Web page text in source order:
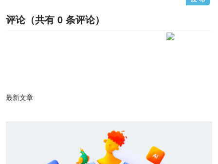
评论（共有 0 条评论）
最新文章